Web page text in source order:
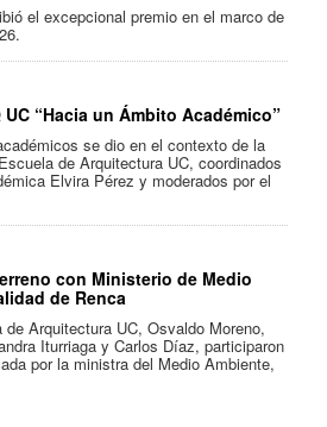
el excepcional premio en el marco de
“Hacia un Ámbito Académico”
se dio en el contexto de la
de Arquitectura UC, coordinados
Elvira Pérez y moderados por el
con Ministerio de Medio
de Renca
Arquitectura UC, Osvaldo Moreno,
Iturriaga y Carlos Díaz, participaron
por la ministra del Medio Ambiente,